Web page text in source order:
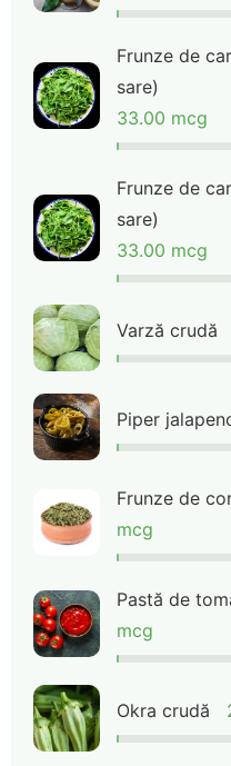
Frunze de
sare)
33.00 mcg
Frunze de
sare)
33.00 mcg
Varză crudă
Piper
Frunze de
mcg
Pastă de
mcg
Okra crudă